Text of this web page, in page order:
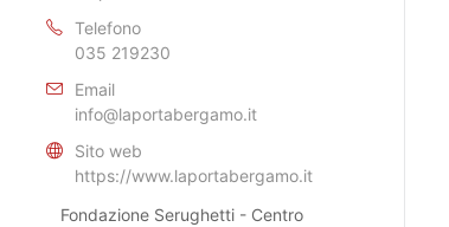
Telefono
035 219230
Email
info@laportabergamo.it
Sito web
https://www.laportabergamo.it
Fondazione Serughetti - Centro